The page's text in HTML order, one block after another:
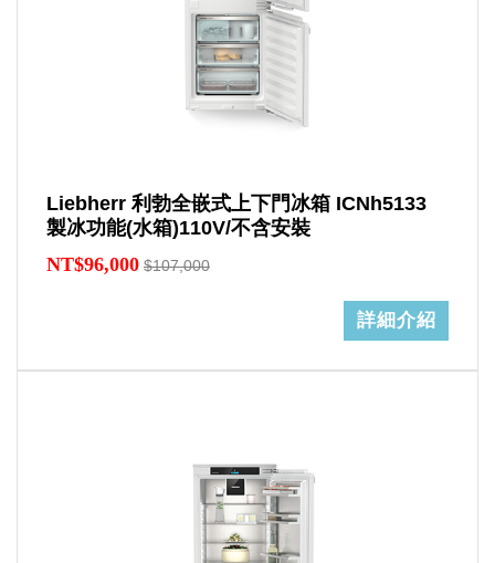
Liebherr 利勃全嵌式上下門冰箱 ICNh5133
製冰功能(水箱)110V/不含安裝
NT$96,000 $107,000
詳細介紹